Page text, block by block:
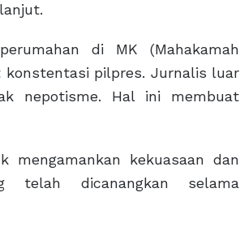
di MK (Mahakamah
konstentasi pilpres. Jurnalis luar
nepotisme. Hal ini membuat
mengamankan kekuasaan dan
telah dicanangkan selama